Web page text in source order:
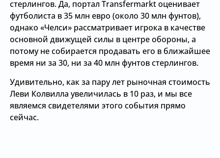
стерлингов. Да, портал Transfermarkt оценивает
футболиста в 35 млн евро (около 30 млн фунтов),
однако «Челси» рассматривает игрока в качестве
основной движущей силы в центре обороны, а
потому не собирается продавать его в ближайшее
время ни за 30, ни за 40 млн фунтов стерлингов.
Удивительно, как за пару лет рыночная стоимость
Леви Колвилла увеличилась в 10 раз, и мы все
являемся свидетелями этого события прямо
сейчас.